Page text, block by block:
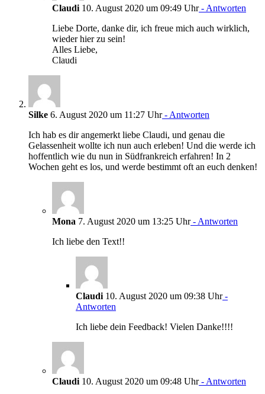
Claudi 10. August 2020 um 09:49 Uhr- Antworten
Liebe Dorte, danke dir, ich freue mich auch wirklich,
wieder hier zu sein!
Alles Liebe,
Claudi
Silke 6. August 2020 um 11:27 Uhr- Antworten
Ich hab es dir angemerkt liebe Claudi, und genau die
Gelassenheit wollte ich nun auch erleben! Und die werde ich
hoffentlich wie du nun in Südfrankreich erfahren! In 2
Wochen geht es los, und werde bestimmt oft an euch denken!
Mona 7. August 2020 um 13:25 Uhr- Antworten
Ich liebe den Text!!
Claudi 10. August 2020 um 09:38 Uhr-
Antworten
Ich liebe dein Feedback! Vielen Danke!!!!
Claudi 10. August 2020 um 09:48 Uhr- Antworten